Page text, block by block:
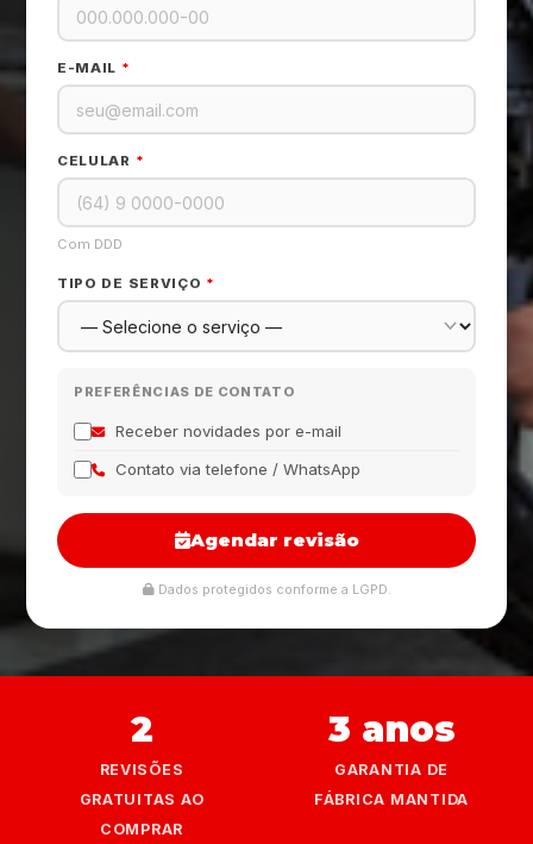
E-MAIL *
CELULAR *
Com DDD
TIPO DE SERVIÇO *
PREFERÊNCIAS DE CONTATO
Receber novidades por e-mail
Contato via telefone / WhatsApp
Agendar revisão
Dados protegidos conforme a LGPD.
2
REVISÕES
GRATUITAS AO
COMPRAR
3 anos
GARANTIA DE
FÁBRICA MANTIDA